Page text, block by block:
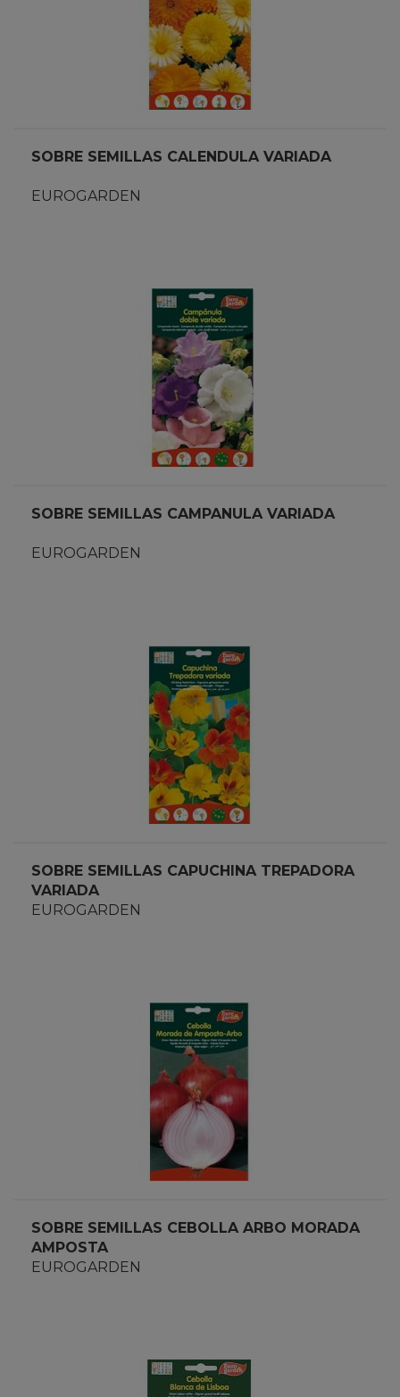
SOBRE SEMILLAS CALENDULA VARIADA
EUROGARDEN
SOBRE SEMILLAS CAMPANULA VARIADA
EUROGARDEN
SOBRE SEMILLAS CAPUCHINA TREPADORA
VARIADA
EUROGARDEN
SOBRE SEMILLAS CEBOLLA ARBO MORADA
AMPOSTA
EUROGARDEN